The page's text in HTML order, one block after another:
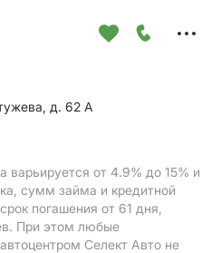
д. 62 А
варьируется от 4.9% до 15% и
сумм займа и кредитной
погашения от 61 дня,
При этом любые
Селект Авто не